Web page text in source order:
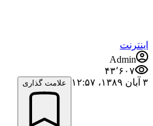
اینترنت
Admin
۴۳٬۶۰۷
۳ آبان ۱۳۸۹،‏ ۱۲:۵۷
علامت گذاری